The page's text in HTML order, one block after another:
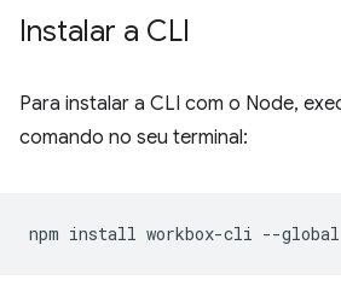
Instalar a CLI
Para instalar a CLI com o Node,
comando no seu terminal:
npm install workbox-cli